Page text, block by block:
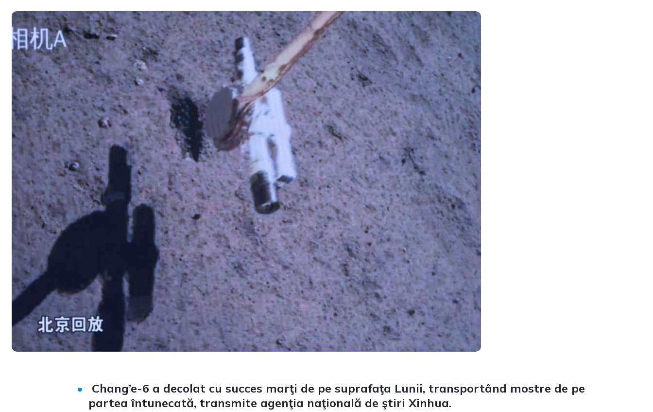
Chang’e-6 a decolat cu succes marţi de pe suprafaţa Lunii, transportând mostre de pe
partea întunecată, transmite agenţia naţională de ştiri Xinhua.